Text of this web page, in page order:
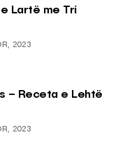
e Lartë me Tri
2023
– Receta e Lehtë
2023